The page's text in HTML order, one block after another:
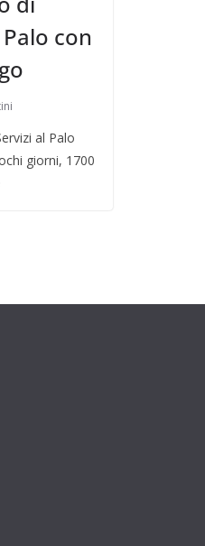
con
al Palo
giorni, 1700